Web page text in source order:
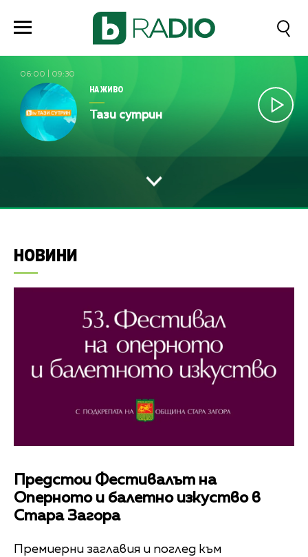
06:00 09:30
НА ЖИВО
Тази сутрин
НОВИНИ
Предстои Фестивалът на
Оперното и балетно изкуство в
Стара Загора
Премиерни заглавия и поглед към